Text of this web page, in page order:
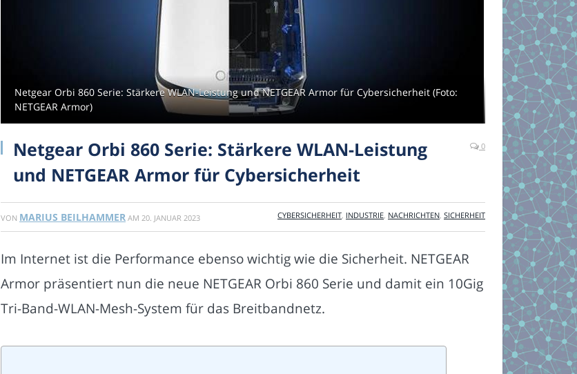
Netgear Orbi 860 Serie: Stärkere WLAN-Leistung und NETGEAR Armor für Cybersicherheit (Foto:
NETGEAR Armor)
Netgear Orbi 860 Serie: Stärkere WLAN-Leistung
und NETGEAR Armor für Cybersicherheit
0
VON MARIUS BEILHAMMER AM 20. JANUAR 2023 CYBERSICHERHEIT, INDUSTRIE, NACHRICHTEN, SICHERHEIT
Im Internet ist die Performance ebenso wichtig wie die Sicherheit. NETGEAR
Armor präsentiert nun die neue NETGEAR Orbi 860 Serie und damit ein 10Gig
Tri-Band-WLAN-Mesh-System für das Breitbandnetz.